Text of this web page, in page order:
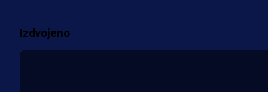
Izdvojeno